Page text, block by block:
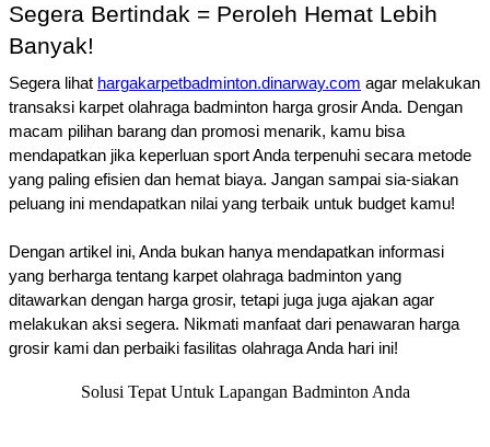
Segera Bertindak = Peroleh Hemat Lebih
Banyak!
Segera lihat hargakarpetbadminton.dinarway.com agar melakukan
transaksi karpet olahraga badminton harga grosir Anda. Dengan
macam pilihan barang dan promosi menarik, kamu bisa
mendapatkan jika keperluan sport Anda terpenuhi secara metode
yang paling efisien dan hemat biaya. Jangan sampai sia-siakan
peluang ini mendapatkan nilai yang terbaik untuk budget kamu!
Dengan artikel ini, Anda bukan hanya mendapatkan informasi
yang berharga tentang karpet olahraga badminton yang
ditawarkan dengan harga grosir, tetapi juga juga ajakan agar
melakukan aksi segera. Nikmati manfaat dari penawaran harga
grosir kami dan perbaiki fasilitas olahraga Anda hari ini!
Solusi Tepat Untuk Lapangan Badminton Anda